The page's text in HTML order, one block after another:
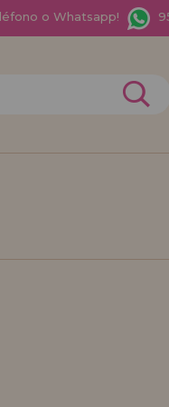
o Whatsapp!
como
o Empresa?.
Regístrate como
con descuentos
Te estábamos